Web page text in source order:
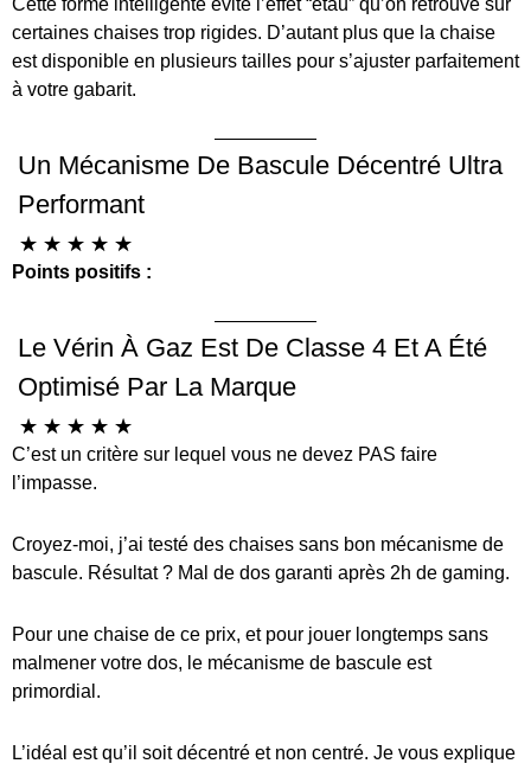
Cette forme intelligente évite l’effet “étau” qu’on retrouve sur
certaines chaises trop rigides. D’autant plus que la chaise
est disponible en plusieurs tailles pour s’ajuster parfaitement
à votre gabarit.
Un Mécanisme De Bascule Décentré Ultra
Performant
☆ ☆ ☆ ☆ ☆
Points positifs :
Le Vérin À Gaz Est De Classe 4 Et A Été
Optimisé Par La Marque
☆ ☆ ☆ ☆ ☆
C’est un critère sur lequel vous ne devez PAS faire
l’impasse.
Croyez-moi, j’ai testé des chaises sans bon mécanisme de
bascule. Résultat ? Mal de dos garanti après 2h de gaming.
Pour une chaise de ce prix, et pour jouer longtemps sans
malmener votre dos, le mécanisme de bascule est
primordial.
L’idéal est qu’il soit décentré et non centré. Je vous explique